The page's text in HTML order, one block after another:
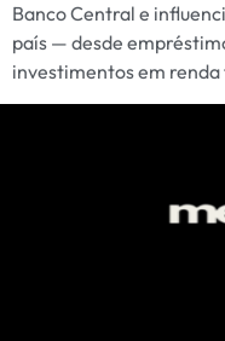
Banco Central e
país — desde
investimentos em